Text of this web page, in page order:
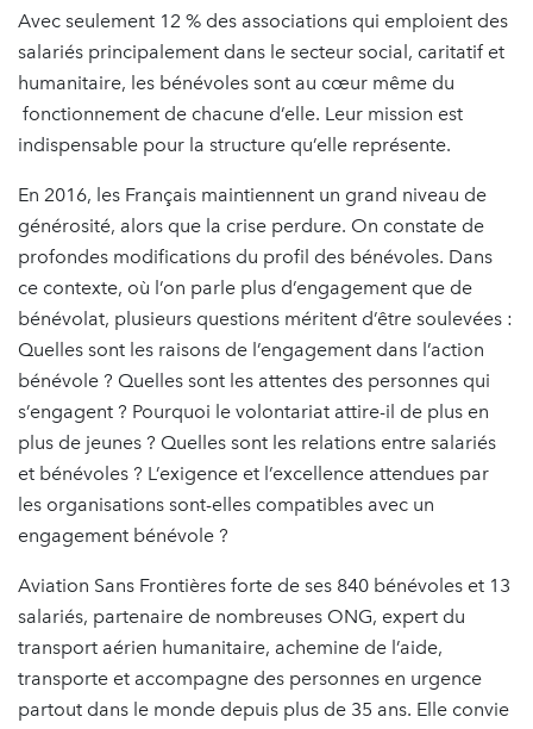
Avec seulement 12 % des associations qui emploient des
salariés principalement dans le secteur social, caritatif et
humanitaire, les bénévoles sont au cœur même du
fonctionnement de chacune d’elle. Leur mission est
indispensable pour la structure qu’elle représente.
En 2016, les Français maintiennent un grand niveau de
générosité, alors que la crise perdure. On constate de
profondes modifications du profil des bénévoles. Dans
ce contexte, où l’on parle plus d’engagement que de
bénévolat, plusieurs questions méritent d’être soulevées :
Quelles sont les raisons de l’engagement dans l’action
bénévole ? Quelles sont les attentes des personnes qui
s’engagent ? Pourquoi le volontariat attire-il de plus en
plus de jeunes ? Quelles sont les relations entre salariés
et bénévoles ? L’exigence et l’excellence attendues par
les organisations sont-elles compatibles avec un
engagement bénévole ?
Aviation Sans Frontières forte de ses 840 bénévoles et 13
salariés, partenaire de nombreuses ONG, expert du
transport aérien humanitaire, achemine de l’aide,
transporte et accompagne des personnes en urgence
partout dans le monde depuis plus de 35 ans. Elle convie